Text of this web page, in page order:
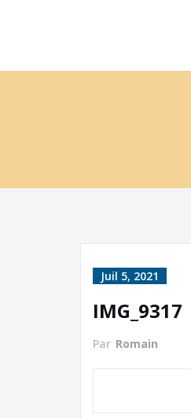
Juil 5, 2021
IMG_9317
Par Romain